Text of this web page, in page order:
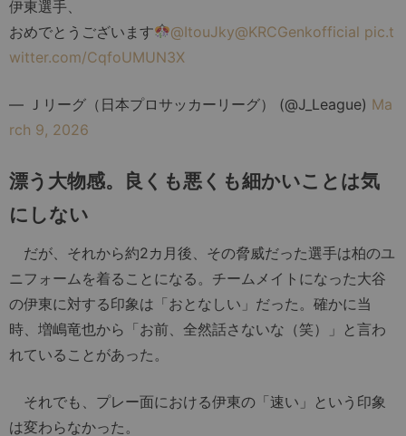
伊東選手、
おめでとうございます
@ItouJky@KRCGenkofficial pic.t
witter.com/CqfoUMUN3X
— Ｊリーグ（日本プロサッカーリーグ） (@J_League) Ma
rch 9, 2026
漂う大物感。良くも悪くも細かいことは気
にしない
だが、それから約2カ月後、その脅威だった選手は柏のユ
ニフォームを着ることになる。チームメイトになった大谷
の伊東に対する印象は「おとなしい」だった。確かに当
時、増嶋竜也から「お前、全然話さないな（笑）」と言わ
れていることがあった。
それでも、プレー面における伊東の「速い」という印象
は変わらなかった。